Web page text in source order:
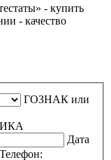
- купить
- качество
ГОЗНАК или
Дата
Телефон: